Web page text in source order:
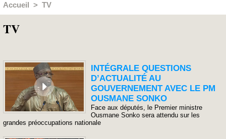
Accueil > TV
TV
INTÉGRALE QUESTIONS
D’ACTUALITÉ AU
GOUVERNEMENT AVEC LE PM
OUSMANE SONKO
Face aux députés, le Premier ministre
Ousmane Sonko sera attendu sur les
grandes préoccupations nationale